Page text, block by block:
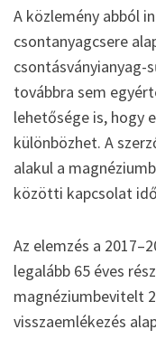
A közlemény abból
csontanyagcsere
csontásványianyag-
továbbra sem
lehetősége is, hogy
különbözhet. A
alakul a
közötti kapcsolat
Az elemzés a
legalább 65 éves
magnéziumbevitelt
visszaemlékezés